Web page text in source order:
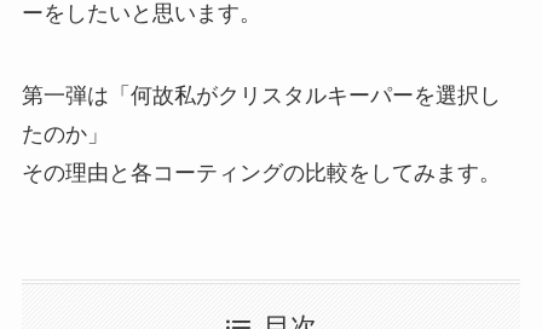
ーをしたいと思います。
第一弾は「何故私がクリスタルキーパーを選択し
たのか」
その理由と各コーティングの比較をしてみます。